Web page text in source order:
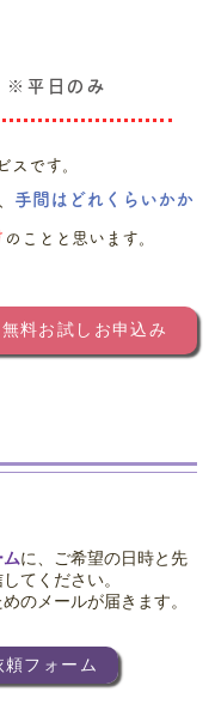
スです。
手間はどれくらいかか
のことと思います。
※平日のみ
無料お試しお申込み
に、ご希望の日時と先
てください。
のメールが届きます。
フォーム